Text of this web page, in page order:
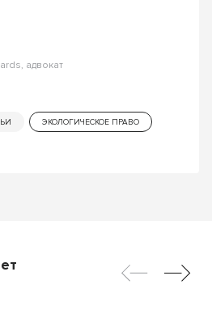
адвокат
ЭКОЛОГИЧЕСКОЕ ПРАВО